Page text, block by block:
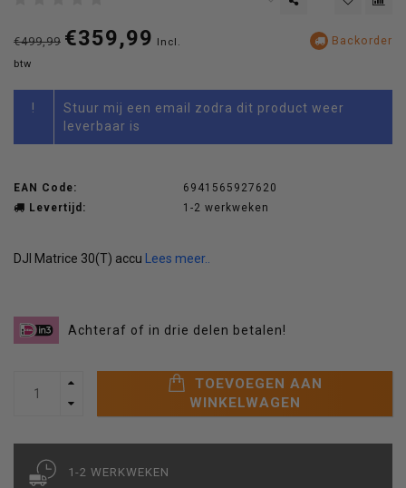
€499,99 €359,99
Incl.
btw
Backorder
!
Stuur mij een email zodra dit product weer
leverbaar is
EAN Code:
6941565927620
Levertijd:
1-2 werkweken
DJI Matrice 30(T) accu Lees meer..
Achteraf of in drie delen betalen!
TOEVOEGEN AAN
WINKELWAGEN
1-2 WERKWEKEN